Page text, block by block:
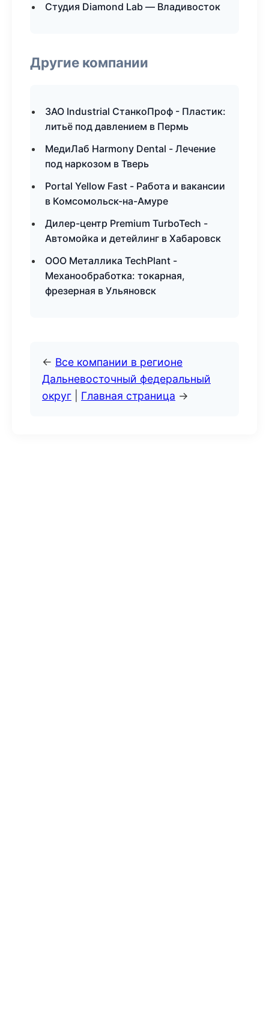
Студия Diamond Lab — Владивосток
Другие компании
ЗАО Industrial СтанкоПроф - Пластик:
литьё под давлением в Пермь
МедиЛаб Harmony Dental - Лечение
под наркозом в Тверь
Portal Yellow Fast - Работа и вакансии
в Комсомольск-на-Амуре
Дилер-центр Premium TurboTech -
Автомойка и детейлинг в Хабаровск
ООО Металлика TechPlant -
Механообработка: токарная,
фрезерная в Ульяновск
← Все компании в регионе
Дальневосточный федеральный
округ
Главная страница →